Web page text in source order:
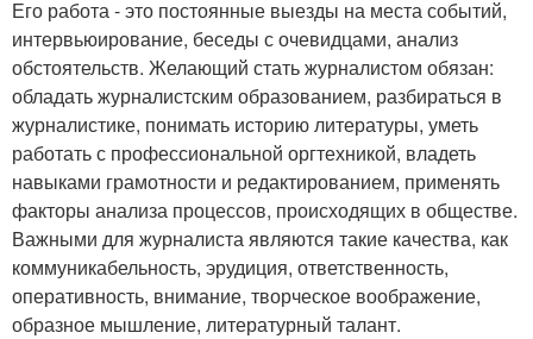
Его работа - это постоянные выезды на места событий,
интервьюирование, беседы с очевидцами, анализ
обстоятельств. Желающий стать журналистом обязан:
обладать журналистским образованием, разбираться в
журналистике, понимать историю литературы, уметь
работать с профессиональной оргтехникой, владеть
навыками грамотности и редактированием, применять
факторы анализа процессов, происходящих в обществе.
Важными для журналиста являются такие качества, как
коммуникабельность, эрудиция, ответственность,
оперативность, внимание, творческое воображение,
образное мышление, литературный талант.